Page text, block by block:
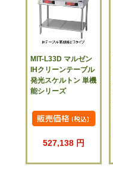
MIT-L33D マルゼン
IHクリーンテーブル
発光スケルトン 単機
能シリーズ
527,138 円